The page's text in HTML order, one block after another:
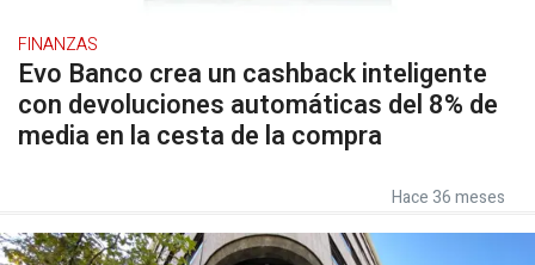
FINANZAS
Evo Banco crea un cashback inteligente
con devoluciones automáticas del 8% de
media en la cesta de la compra
Hace 36 meses